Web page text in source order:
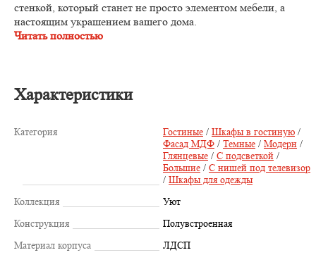
стенкой, который станет не просто элементом мебели, а
настоящим украшением вашего дома.
Читать полностью
Характеристики
Категория Гостиные / Шкафы в гостиную /
Фасад МДФ / Темные / Модерн /
Глянцевые / С подсветкой /
Большие / С нишей под телевизор
/ Шкафы для одежды
Коллекция
Уют
Конструкция
Полувстроенная
Материал корпуса
ЛДСП